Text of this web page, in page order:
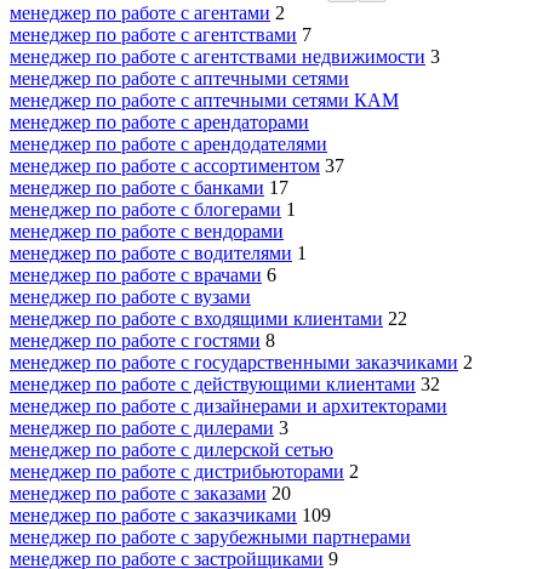
менеджер по работе с агентами 2
менеджер по работе с агентствами 7
менеджер по работе с агентствами недвижимости 3
менеджер по работе с аптечными сетями
менеджер по работе с аптечными сетями КАМ
менеджер по работе с арендаторами
менеджер по работе с арендодателями
менеджер по работе с ассортиментом 37
менеджер по работе с банками 17
менеджер по работе с блогерами 1
менеджер по работе с вендорами
менеджер по работе с водителями 1
менеджер по работе с врачами 6
менеджер по работе с вузами
менеджер по работе с входящими клиентами 22
менеджер по работе с гостями 8
менеджер по работе с государственными заказчиками 2
менеджер по работе с действующими клиентами 32
менеджер по работе с дизайнерами и архитекторами
менеджер по работе с дилерами 3
менеджер по работе с дилерской сетью
менеджер по работе с дистрибьюторами 2
менеджер по работе с заказами 20
менеджер по работе с заказчиками 109
менеджер по работе с зарубежными партнерами
менеджер по работе с застройщиками 9